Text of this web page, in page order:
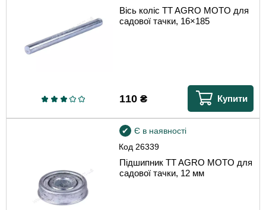
Вісь коліс TT AGRO MOTO для
садової тачки, 16×185
110₴ Купити
Код 26339
Є в наявності
Підшипник TT AGRO MOTO для
садової тачки, 12 мм